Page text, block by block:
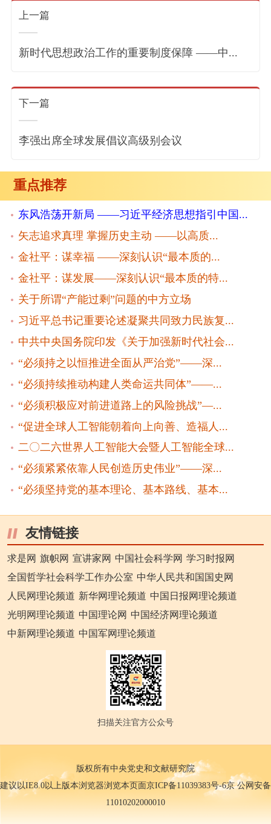
上一篇
新时代思想政治工作的重要制度保障 ——中...
下一篇
李强出席全球发展倡议高级别会议
重点推荐
东风浩荡开新局 ——习近平经济思想指引中国...
矢志追求真理 掌握历史主动 ——以高质...
金社平：谋幸福 ——深刻认识“最本质的...
金社平：谋发展——深刻认识“最本质的特...
关于所谓“产能过剩”问题的中方立场
习近平总书记重要论述凝聚共同致力民族复...
中共中央国务院印发《关于加强新时代社会...
“必须持之以恒推进全面从严治党”——深...
“必须持续推动构建人类命运共同体”——...
“必须积极应对前进道路上的风险挑战”—...
“促进全球人工智能朝着向上向善、造福人...
二〇二六世界人工智能大会暨人工智能全球...
“必须紧紧依靠人民创造历史伟业”——深...
“必须坚持党的基本理论、基本路线、基本...
友情链接
求是网 旗帜网 宣讲家网 中国社会科学网 学习时报网
全国哲学社会科学工作办公室 中华人民共和国国史网
人民网理论频道 新华网理论频道 中国日报网理论频道
光明网理论频道 中国理论网 中国经济网理论频道
中新网理论频道 中国军网理论频道
扫描关注官方公众号
版权所有中央党史和文献研究院
建议以IE8.0以上版本浏览器浏览本页面京ICP备11039383号-6京 公网安备
11010202000010